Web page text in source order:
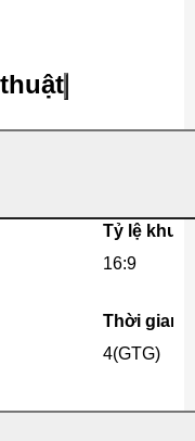
Tỷ lệ
16:9
Thời gian
4(GTG)